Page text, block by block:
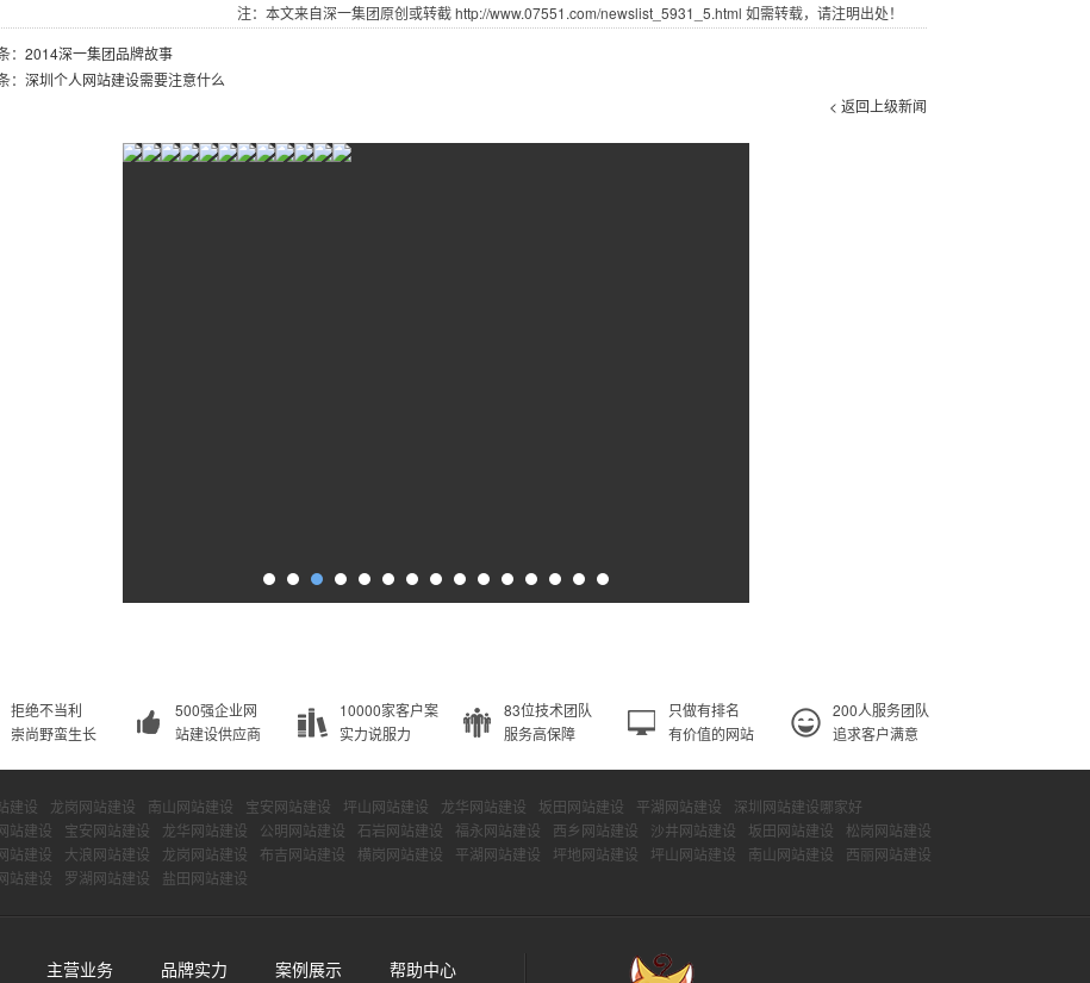
注：本文来自深一集团原创或转截 http://www.07551.com/newslist_5931_5.html 如需转载，请注明出处！
： 2014深一集团品牌故事
： 深圳个人网站建设需要注意什么
< 返回上级新闻
拒绝不当利
崇尚野蛮生长
500强企业网
站建设供应商
10000家客户案
实力说服力
83位技术团队
服务高保障
只做有排名
有价值的网站
200人服务团队
追求客户满意
建设 龙岗网站建设 南山网站建设 宝安网站建设 坪山网站建设 龙华网站建设 坂田网站建设 平湖网站建设
深圳网站建设哪家好
站建设 宝安网站建设 龙华网站建设 公明网站建设 石岩网站建设 福永网站建设 西乡网站建设 沙井网站建设 坂田网站建设
松岗网站建设
站建设 大浪网站建设 龙岗网站建设 布吉网站建设 横岗网站建设 平湖网站建设 坪地网站建设 坪山网站建设 南山网站建设
西丽网站建设
站建设 罗湖网站建设 盐田网站建设
主营业务 品牌实力 案例展示 帮助中心